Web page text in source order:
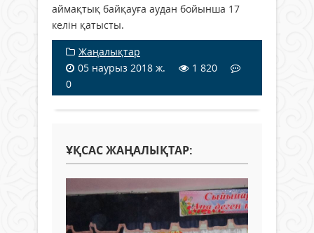
аймақтық байқауға аудан бойынша 17
келін қатысты.
Жаңалықтар
05 наурыз 2018 ж.
1 820
0
ҰҚСАС ЖАҢАЛЫҚТАР: